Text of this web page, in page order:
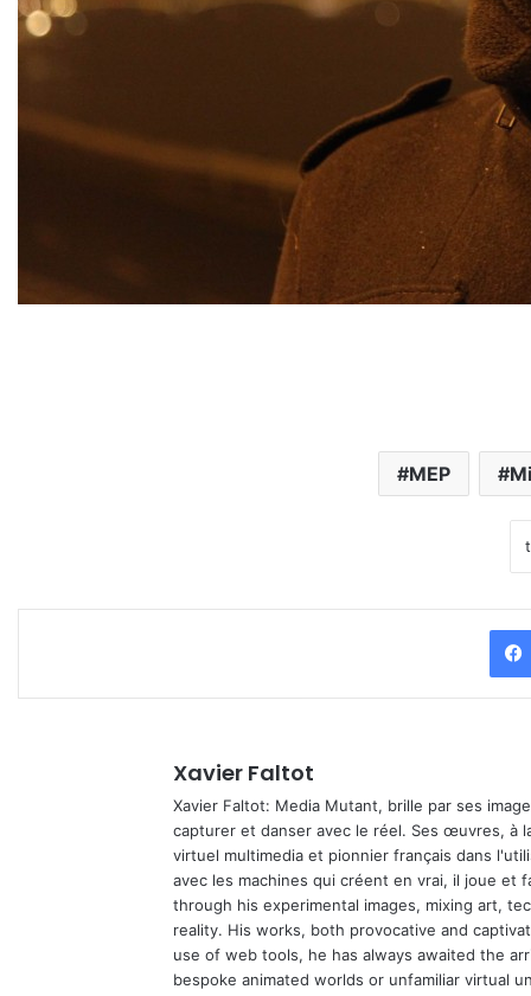
MEP
Xavier Faltot
Xavier Faltot: Media Mutant, brille par ses
capturer et danser avec le réel. Ses œuvres, à
virtuel multimedia et pionnier français dans
avec les machines qui créent en vrai, il joue et
through his experimental images, mixing art,
reality. His works, both provocative and
use of web tools, he has always awaited the
bespoke animated worlds or unfamiliar virtual